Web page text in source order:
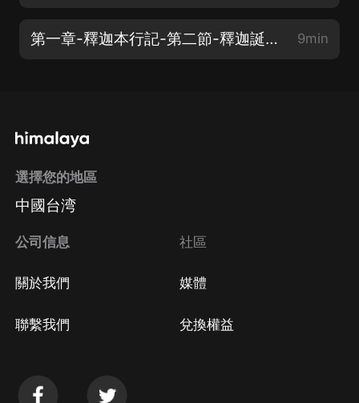
第一章-釋迦本行記-第二節-釋迦誕生為白淨王太子（三） 9min
選擇您的地區
中國台湾
公司信息
關於我們
聯繫我們
社區
媒體
兌換權益